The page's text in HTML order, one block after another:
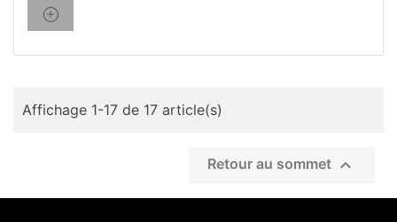
Affichage 1-17 de 17 article(s)
Retour au sommet 